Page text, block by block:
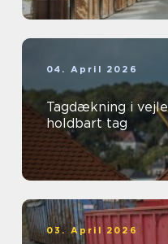
04. April 2026
Tagdækning i
holdbart tag
03. April 2026